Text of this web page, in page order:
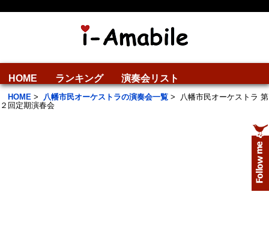
HOME ランキング 演奏会リスト
HOME > 八幡市民オーケストラの演奏会一覧 > 八幡市民オーケストラ 第
２回定期演春会